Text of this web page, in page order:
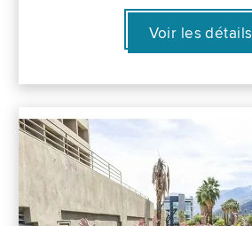
Voir les détails